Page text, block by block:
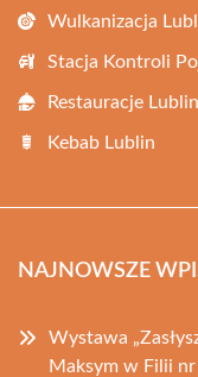
Wulkanizacja
Stacja Kontroli
Restauracje Lublin
Kebab Lublin
NAJNOWSZE
Wystawa
Maksym w Filii